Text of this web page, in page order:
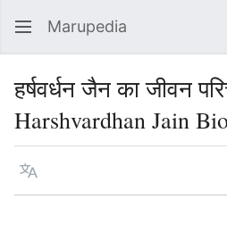
Marupedia
हर्षवर्धन जैन का जीवन
Harshvardhan Jain
Language